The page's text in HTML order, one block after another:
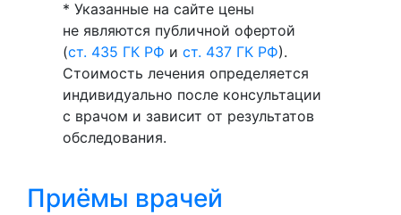
* Указанные на сайте цены
не являются публичной офертой
(ст. 435 ГК РФ и ст. 437 ГК РФ).
Стоимость лечения определяется
индивидуально после консультации
с врачом и зависит от результатов
обследования.
Приёмы врачей